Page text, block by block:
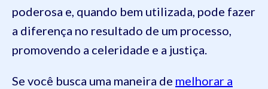
poderosa e, quando bem utilizada, pode fazer
a diferença no resultado de um processo,
promovendo a celeridade e a justiça.
Se você busca uma maneira de melhorar a